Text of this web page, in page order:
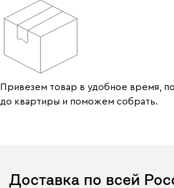
Привезем товар в удобное время,
до квартиры и поможем собрать.
Доставка по всей